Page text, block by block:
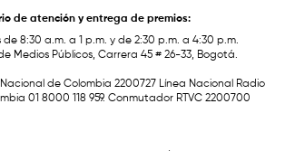
de atención y entrega de premios:
de 8:30 a.m. a 1 p.m. y de 2:30 p.m. a 4:30 p.m.
Medios Públicos, Carrera 45 # 26-33, Bogotá.
de Colombia 2200727 Línea Nacional Radio
01 8000 118 959. Conmutador RTVC 2200700